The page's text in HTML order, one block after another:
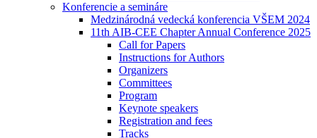
Konferencie a semináre
Medzinárodná vedecká konferencia VŠEM 2024
11th AIB-CEE Chapter Annual Conference 2025
Call for Papers
Instructions for Authors
Organizers
Committees
Program
Keynote speakers
Registration and fees
Tracks